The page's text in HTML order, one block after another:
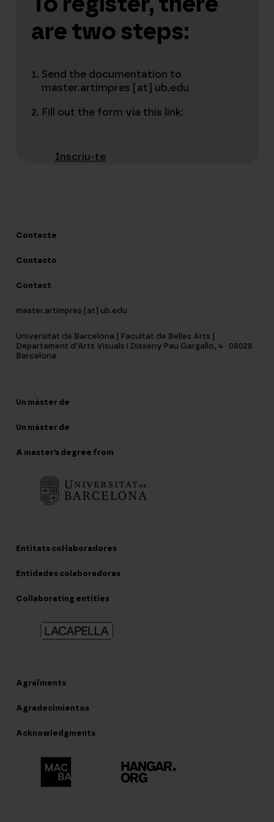
are two steps:
Send the documentation to
master.artimpres [at] ub.edu
Fill out the form via this link:
Inscriu-te
Contacte
Contacto
Contact
master.artimpres [at] ub.edu
Universitat de Barcelona | Facultat de Belles Arts |
Departament d’Arts Visuals i Disseny Pau Gargallo, 4 · 08028
Barcelona
Un màster de
Un máster de
A master’s degree from
Entitats col·laboradores
Entidades colaboradoras
Collaborating entities
Agraïments
Agradecimientos
Acknowledgments